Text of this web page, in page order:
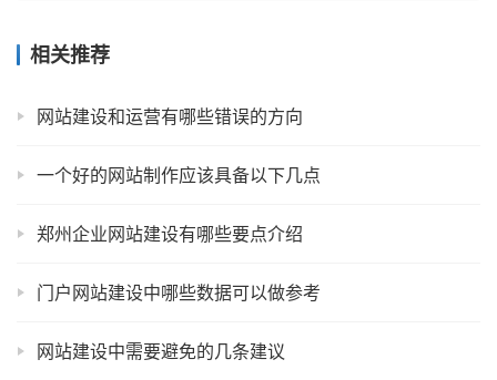
相关推荐
网站建设和运营有哪些错误的方向
一个好的网站制作应该具备以下几点
郑州企业网站建设有哪些要点介绍
门户网站建设中哪些数据可以做参考
网站建设中需要避免的几条建议